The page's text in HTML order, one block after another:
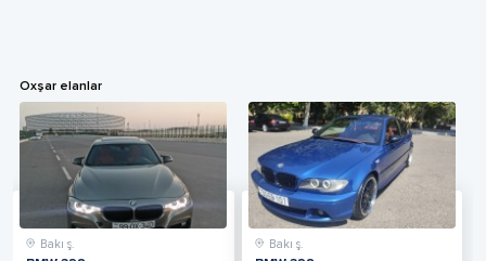
Oxşar elanlar
Bakı ş. Bakı ş.